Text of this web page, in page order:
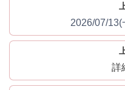
2026/07/13(
詳